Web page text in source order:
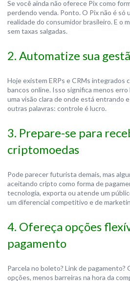
Se você ainda não oferece Pix como
perdendo venda. Ponto. O Pix não é só
realidade do consumidor brasileiro. E o
sem taxas salgadas.
2. Automatize sua
Hoje existem ERPs e CRMs integrados
bancos online. Isso significa menos
uma visão clara de onde está entrando
outras palavras: controle é lucro.
3. Prepare-se para
criptomoedas
Pode parecer futurista demais, mas
aceitando cripto como forma de
tecnologia, exporta ou atende um
um diferencial competitivo e de
4. Ofereça opções
pagamento
Parcela no boleto? Link de pagamento?
opções, menos barreiras na hora da